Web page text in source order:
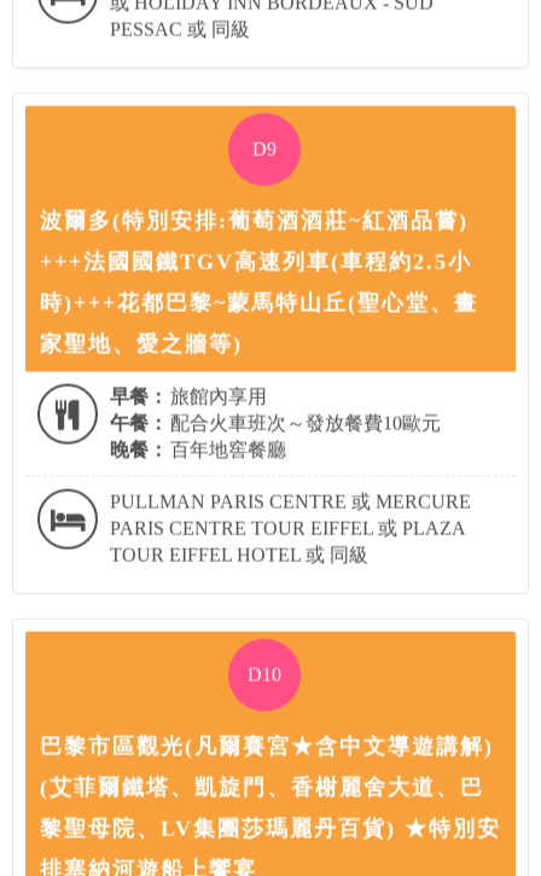
PESSAC 或 同級
D9
波爾多(特別安排:葡萄酒酒莊~紅酒品嘗)
+++法國國鐵TGV高速列車(車程約2.5小
時)+++花都巴黎~蒙馬特山丘(聖心堂、畫
家聖地、愛之牆等)
早餐： 旅館內享用
午餐： 配合火車班次～發放餐費10歐元
晚餐： 百年地窖餐廳
PULLMAN PARIS CENTRE 或 MERCURE
PARIS CENTRE TOUR EIFFEL 或 PLAZA
TOUR EIFFEL HOTEL 或 同級
D10
巴黎市區觀光(凡爾賽宮★含中文導遊講解)
(艾菲爾鐵塔、凱旋門、香榭麗舍大道、巴
黎聖母院、LV集團莎瑪麗丹百貨) ★特別安
排塞納河遊船上饗宴